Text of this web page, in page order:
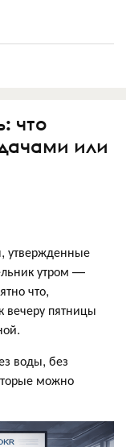
что
или
утвержденные
утром —
что,
вечеру пятницы
воды, без
можно